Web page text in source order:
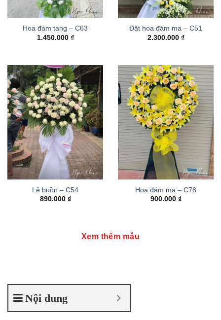
Hoa đám tang – C63
1.450.000 ₫
Đặt hoa đám ma – C51
2.300.000 ₫
Lệ buồn – C54
890.000 ₫
Hoa đám ma – C78
900.000 ₫
Xem thêm mẫu
Nội dung